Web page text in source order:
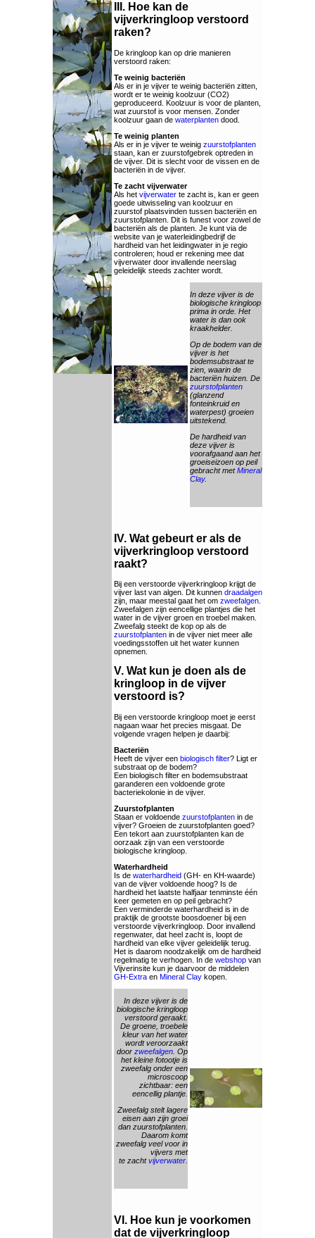
III. Hoe kan de
vijverkringloop verstoord
raken?
De kringloop kan op drie manieren
verstoord raken:
Te weinig bacteriën
Als er in je vijver te weinig bacteriën zitten,
wordt er te weinig koolzuur (CO2)
geproduceerd. Koolzuur is voor de planten,
wat zuurstof is voor mensen. Zonder
koolzuur gaan de waterplanten dood.
Te weinig planten
Als er in je vijver te weinig zuurstofplanten
staan, kan er zuurstofgebrek optreden in
de vijver. Dit is slecht voor de vissen en de
bacteriën in de vijver.
Te zacht vijverwater
Als het vijverwater te zacht is, kan er geen
goede uitwisseling van koolzuur en
zuurstof plaatsvinden tussen bacteriën en
zuurstofplanten. Dit is funest voor zowel de
bacteriën als de planten. Je kunt via de
website van je waterleidingbedrijf de
hardheid van het leidingwater in je regio
controleren; houd er rekening mee dat
vijverwater door invallende neerslag
geleidelijk steeds zachter wordt.
In deze vijver is de
biologische kringloop
prima in orde. Het
water is dan ook
kraakhelder.
Op de bodem van de
vijver is het
bodemsubstraat te
zien, waarin de
bacteriën huizen. De
zuurstofplanten
(glanzend
fonteinkruid en
waterpest) groeien
uitstekend.
De hardheid van
deze vijver is
voorafgaand aan het
groeiseizoen op peil
gebracht metMineral
Clay.
IV. Wat gebeurt er als de
vijverkringloop verstoord
raakt?
Bij een verstoorde vijverkringloop krijgt de
vijver last van algen. Dit kunnen draadalgen
zijn, maar meestal gaat het om zweefalgen
Zweefalgen zijn eencellige plantjes die het
water in de vijver groen en troebel maken.
Zweefalg steekt de kop op als de
zuurstofplanten in de vijver niet meer alle
voedingsstoffen uit het water kunnen
opnemen.
V. Wat kun je doen als de
kringloop in de vijver
verstoord is?
Bij een verstoorde kringloop moet je eerst
nagaan waar het precies misgaat. De
volgende vragen helpen je daarbij:
Bacteriën
Heeft de vijver een biologisch filter? Ligt er
substraat op de bodem?
Een biologisch filter en bodemsubstraat
garanderen een voldoende grote
bacteriekolonie in de vijver.
Zuurstofplanten
Staan er voldoende zuurstofplanten in de
vijver? Groeien de zuurstofplanten goed?
Een tekort aan zuurstofplanten kan de
oorzaak zijn van een verstoorde
biologische kringloop.
Waterhardheid
Is de waterhardheid (GH- en KH-waarde)
van de vijver voldoende hoog? Is de
hardheid het laatste halfjaar tenminste één
keer gemeten en op peil gebracht?
Een verminderde waterhardheid is in de
praktijk de grootste boosdoener bij een
verstoorde vijverkringloop. Door invallend
regenwater, dat heel zacht is, loopt de
hardheid van elke vijver geleidelijk terug.
Het is daarom noodzakelijk om de hardheid
regelmatig te verhogen. In de webshop van
Vijverinsite kun je daarvoor de middelen
GH-Extra en Mineral Clay kopen.
In deze vijver is de
biologische kringloop
verstoord geraakt.
De groene, troebele
kleur van het water
wordt veroorzaakt
door zweefalgen . Op
het kleine fotootje is
zweefalg onder een
microscoop
zichtbaar: een
eencellig plantje.
Zweefalg stelt lagere
eisen aan zijn groei
dan zuurstofplanten.
Daarom komt
zweefalg veel voor in
vijvers met
te zachtvijverwater
VI. Hoe kun je voorkomen
dat de vijverkringloop